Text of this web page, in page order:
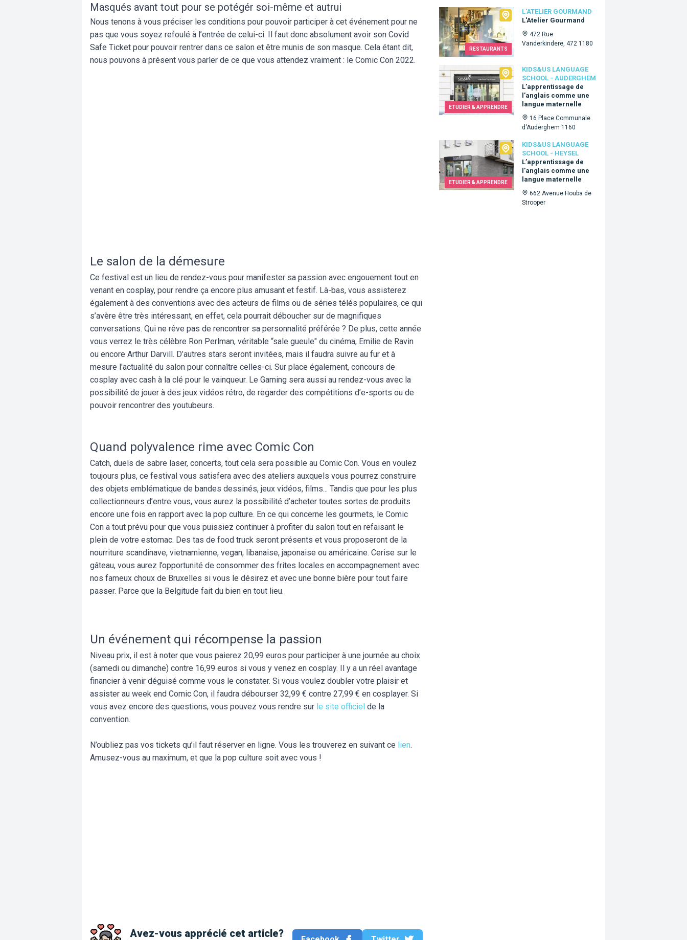
Masqués avant tout pour se potégér soi-même et autrui
Nous tenons à vous préciser les conditions pour pouvoir participer à cet événement pour ne
pas que vous soyez refoulé à l’entrée de celui-ci. Il faut donc absolument avoir son Covid
Safe Ticket pour pouvoir rentrer dans ce salon et être munis de son masque. Cela étant dit,
nous pouvons à présent vous parler de ce que vous attendez vraiment : le Comic Con 2022.
Le salon de la démesure
Ce festival est un lieu de rendez-vous pour manifester sa passion avec engouement tout en
venant en cosplay, pour rendre ça encore plus amusant et festif. Là-bas, vous assisterez
également à des conventions avec des acteurs de films ou de séries télés populaires, ce qui
s’avère être très intéressant, en effet, cela pourrait déboucher sur de magnifiques
conversations. Qui ne rêve pas de rencontrer sa personnalité préférée ? De plus, cette année
vous verrez le très célèbre Ron Perlman, véritable “sale gueule" du cinéma, Emilie de Ravin
ou encore Arthur Darvill. D’autres stars seront invitées, mais il faudra suivre au fur et à
mesure l'actualité du salon pour connaître celles-ci. Sur place également, concours de
cosplay avec cash à la clé pour le vainqueur. Le Gaming sera aussi au rendez-vous avec la
possibilité de jouer à des jeux vidéos rétro, de regarder des compétitions d’e-sports ou de
pouvoir rencontrer des youtubeurs.
Quand polyvalence rime avec Comic Con
Catch, duels de sabre laser, concerts, tout cela sera possible au Comic Con. Vous en voulez
toujours plus, ce festival vous satisfera avec des ateliers auxquels vous pourrez construire
des objets emblématique de bandes dessinés, jeux vidéos, films... Tandis que pour les plus
collectionneurs d’entre vous, vous aurez la possibilité d’acheter toutes sortes de produits
encore une fois en rapport avec la pop culture. En ce qui concerne les gourmets, le Comic
Con a tout prévu pour que vous puissiez continuer à profiter du salon tout en refaisant le
plein de votre estomac. Des tas de food truck seront présents et vous proposeront de la
nourriture scandinave, vietnamienne, vegan, libanaise, japonaise ou américaine. Cerise sur le
gâteau, vous aurez l’opportunité de consommer des frites locales en accompagnement avec
nos fameux choux de Bruxelles si vous le désirez et avec une bonne bière pour tout faire
passer. Parce que la Belgitude fait du bien en tout lieu.
Un événement qui récompense la passion
Niveau prix, il est à noter que vous paierez 20,99 euros pour participer à une journée au choix
(samedi ou dimanche) contre 16,99 euros si vous y venez en cosplay. Il y a un réel avantage
financier à venir déguisé comme vous le constater. Si vous voulez doubler votre plaisir et
assister au week end Comic Con, il faudra débourser 32,99 € contre 27,99 € en cosplayer. Si
vous avez encore des questions, vous pouvez vous rendre sur le site officiel de la
convention.
N’oubliez pas vos tickets qu’il faut réserver en ligne. Vous les trouverez en suivant ce lien.
Amusez-vous au maximum, et que la pop culture soit avec vous !
Avez-vous apprécié cet article?
RESTAURANTS
L'ATELIER GOURMAND
L'Atelier Gourmand
472 Rue
Vanderkindere, 472 1180
L'Atelier Gourmand
ETUDIER & APPRENDRE
KIDS&US LANGUAGE
SCHOOL - AUDERGHEM
L’apprentissage de
l’anglais comme une
langue maternelle
16 Place Communale
d'Auderghem 1160
Kids&Us language school - Auderghem
ETUDIER & APPRENDRE
KIDS&US LANGUAGE
SCHOOL - HEYSEL
L’apprentissage de
l’anglais comme une
langue maternelle
662 Avenue Houba de
Strooper
Kids&Us language school - Heysel